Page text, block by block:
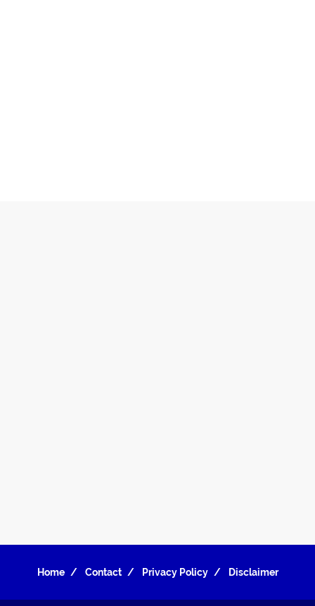
Home Contact Privacy Policy Disclaimer